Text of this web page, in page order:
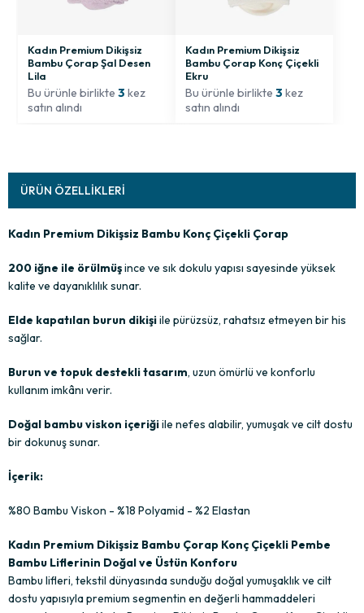
Kadın Premium Dikişsiz
Bambu Çorap Şal Desen
Lila
Bu ürünle birlikte 3 kez
satın alındı
Kadın Premium Dikişsiz
Bambu Çorap Konç Çiçekli
Ekru
Bu ürünle birlikte 3 kez
satın alındı
ÜRÜN ÖZELLIKLERI
Kadın Premium Dikişsiz Bambu Konç Çiçekli Çorap
200 iğne ile örülmüşince ve sık dokulu yapısı sayesinde yüksek
kalite ve dayanıklılık sunar.
Elde kapatılan burun dikişiile pürüzsüz, rahatsız etmeyen bir his
sağlar.
Burun ve topuk destekli tasarım, uzun ömürlü ve konforlu
kullanım imkânı verir.
Doğal bambu viskon içeriğiile nefes alabilir, yumuşak ve cilt dostu
bir dokunuş sunar.
İçerik:
%80 Bambu Viskon - %18 Polyamid - %2 Elastan
Kadın Premium Dikişsiz Bambu Çorap Konç Çiçekli Pembe
Bambu Liflerinin Doğal ve Üstün Konforu
Bambu lifleri, tekstil dünyasında sunduğu doğal yumuşaklık ve cilt
dostu yapısıyla premium segmentin en değerli hammaddeleri